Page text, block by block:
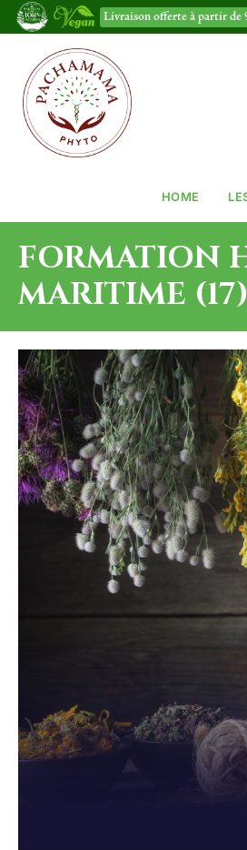
Livraison offerte à partir de
HOME
FORMATION
MARITIME (17)